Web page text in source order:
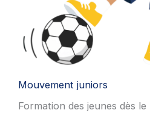
Mouvement juniors
Formation des jeunes dès